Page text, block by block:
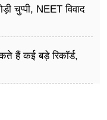
चुप्पी, NEET विवाद
हैं कई बड़े रिकॉर्ड,